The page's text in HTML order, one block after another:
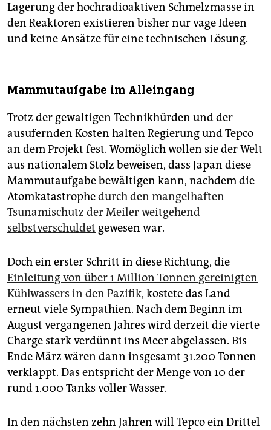
Lagerung der hochradioaktiven Schmelzmasse in
den Reaktoren existieren bisher nur vage Ideen
und keine Ansätze für eine technischen Lösung.
Mammutaufgabe im Alleingang
Trotz der gewaltigen Technikhürden und der
ausufernden Kosten halten Regierung und Tepco
an dem Projekt fest. Womöglich wollen sie der Welt
aus nationalem Stolz beweisen, dass Japan diese
Mammutaufgabe bewältigen kann, nachdem die
Atomkatastrophedurch den mangelhaften
Tsunamischutz der Meiler weitgehend
selbstverschuldet gewesen war.
Doch ein erster Schritt in diese Richtung, die
Einleitung von über 1 Million Tonnen gereinigten
Kühlwassers in den Pazifik, kostete das Land
erneut viele Sympathien. Nach dem Beginn im
August vergangenen Jahres wird derzeit die vierte
Charge stark verdünnt ins Meer abgelassen. Bis
Ende März wären dann insgesamt 31.200 Tonnen
verklappt. Das entspricht der Menge von 10 der
rund 1.000 Tanks voller Wasser.
In den nächsten zehn Jahren will Tepco ein Drittel